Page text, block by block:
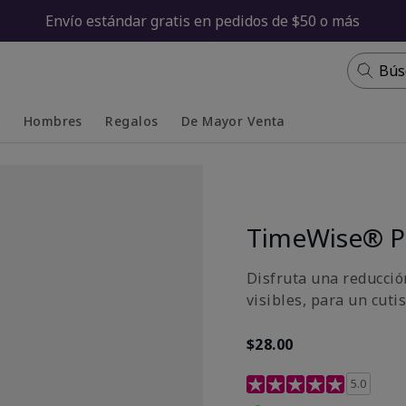
Envío estándar gratis en pedidos de $50 o más
Hombres Regalos De Mayor Venta
TimeWise®
Disfruta una
visibles, para un
$28.00
Calificación de clientes
5.0